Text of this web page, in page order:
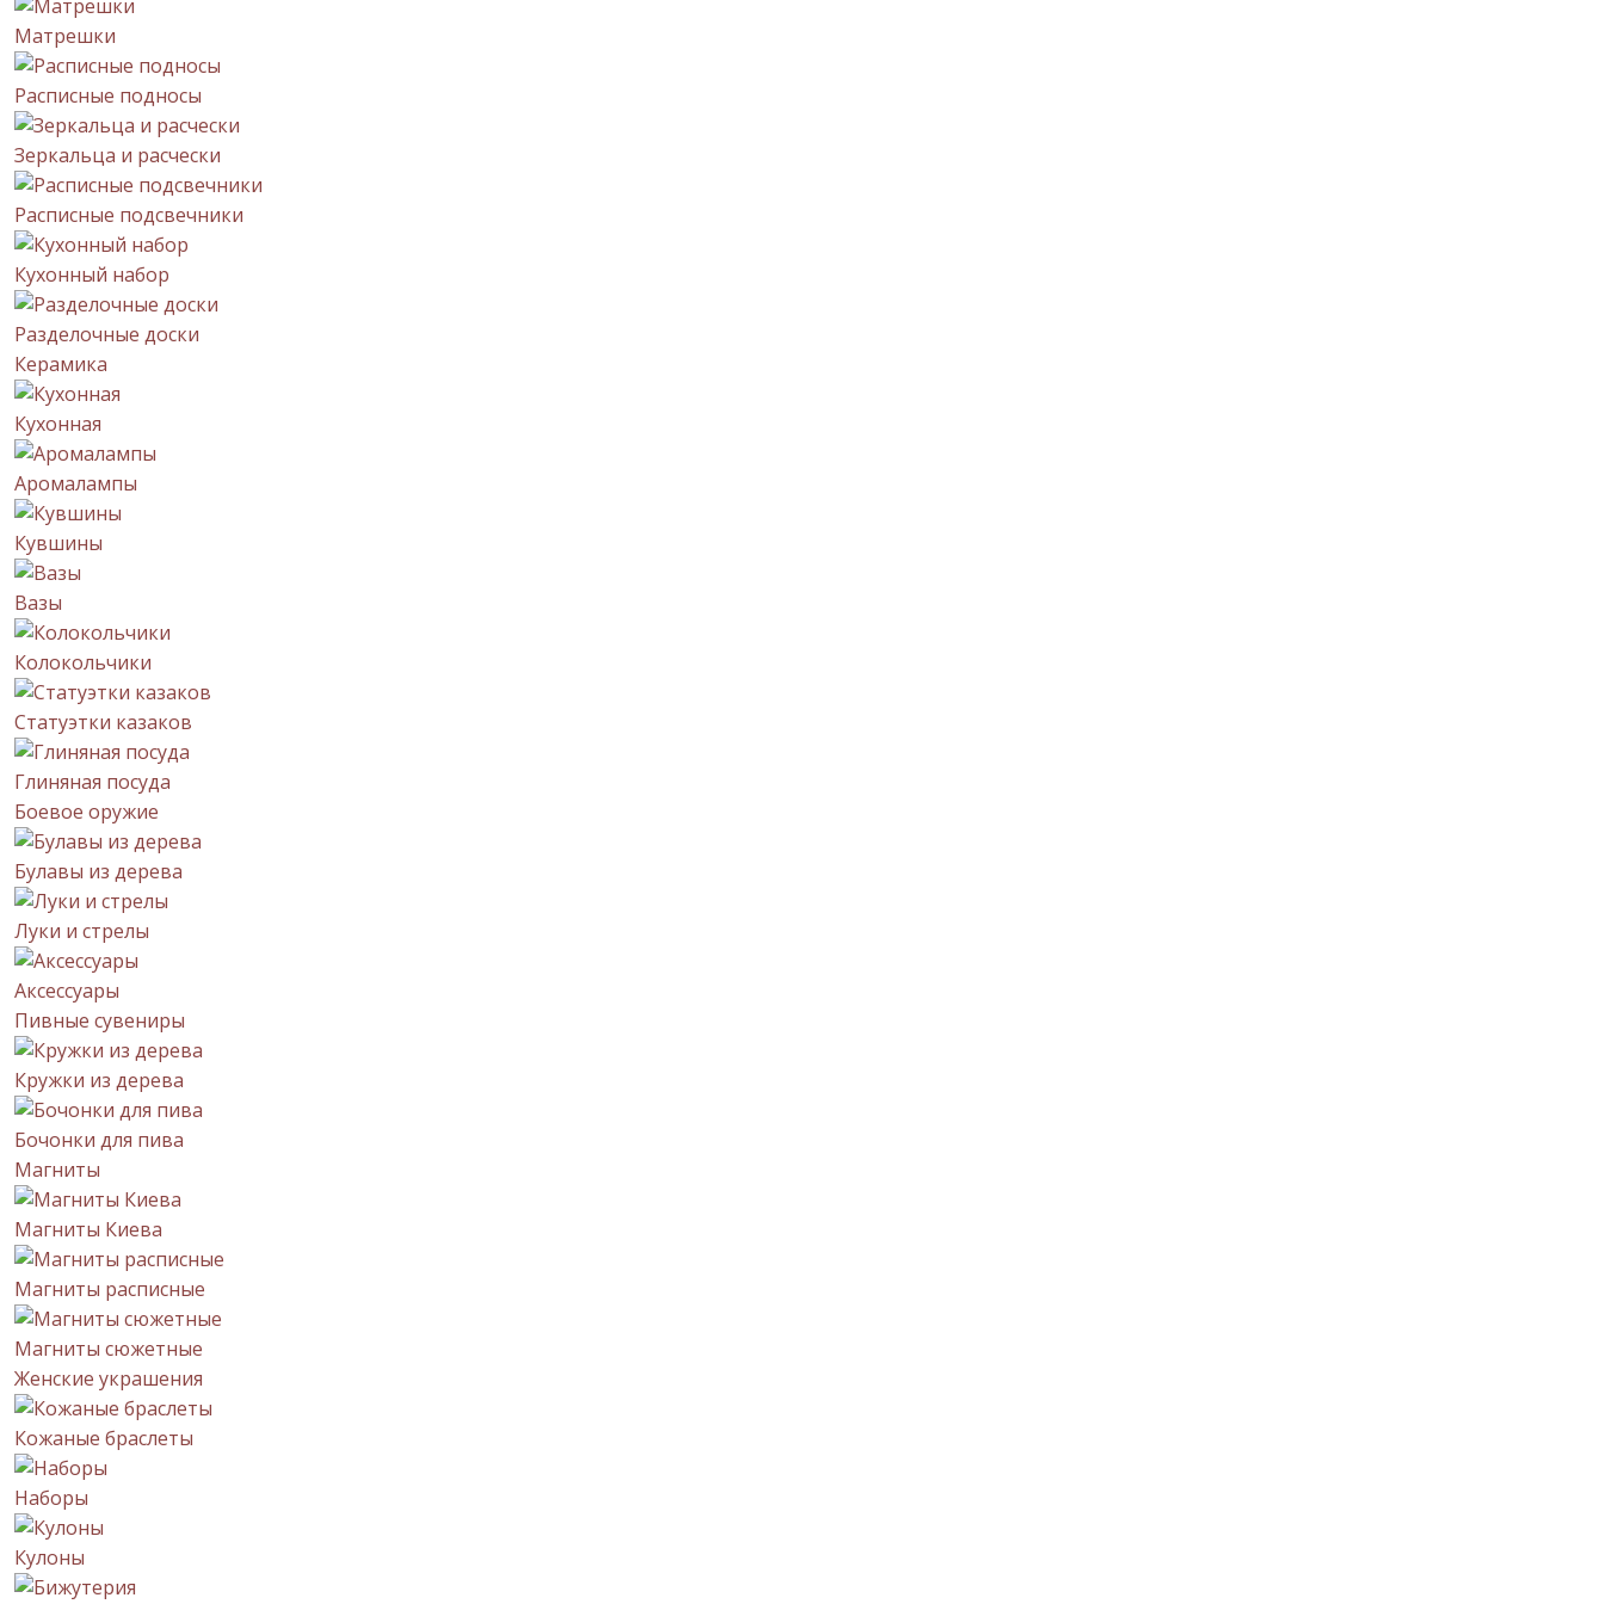
Матрешки
Расписные подносы
Зеркальца и расчески
Расписные подсвечники
Кухонный набор
Разделочные доски
Керамика
Кухонная
Аромалампы
Кувшины
Вазы
Колокольчики
Статуэтки казаков
Глиняная посуда
Боевое оружие
Булавы из дерева
Луки и стрелы
Аксессуары
Пивные сувениры
Кружки из дерева
Бочонки для пива
Магниты
Магниты Киева
Магниты расписные
Магниты сюжетные
Женские украшения
Кожаные браслеты
Наборы
Кулоны